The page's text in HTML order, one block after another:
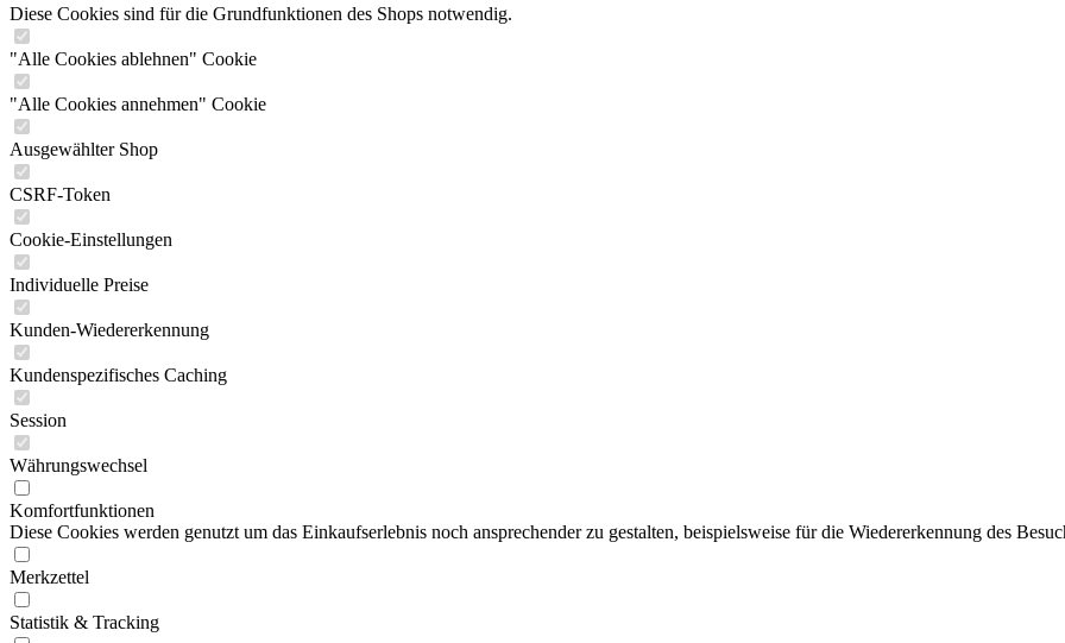
Diese Cookies sind für die Grundfunktionen des Shops notwendig.
"Alle Cookies ablehnen" Cookie
"Alle Cookies annehmen" Cookie
Ausgewählter Shop
CSRF-Token
Cookie-Einstellungen
Individuelle Preise
Kunden-Wiedererkennung
Kundenspezifisches Caching
Session
Währungswechsel
Komfortfunktionen
Diese Cookies werden genutzt um das Einkaufserlebnis noch ansprechender zu gestalten, beispielsweise für die Wiedererkennung des
Merkzettel
Statistik & Tracking